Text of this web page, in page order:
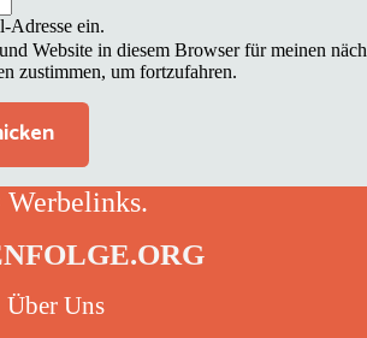
Adresse ein.
Website in diesem Browser für meinen
zustimmen, um fortzufahren.
Über Uns